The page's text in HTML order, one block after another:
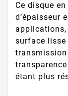
Ce disque
d’épaisseur
surface
étant plus